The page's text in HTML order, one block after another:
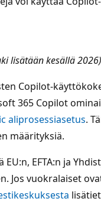
lisätään kesällä 2026)
Copilot-
365 Copilot
aliprosessiasetus.
määrityksiä.
EFTA:n ja
vuokralaiset ovat